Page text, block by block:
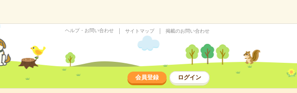
ヘルプ・お問い合わせ サイトマップ 掲載のお問い合わせ
会員登録 ログイン